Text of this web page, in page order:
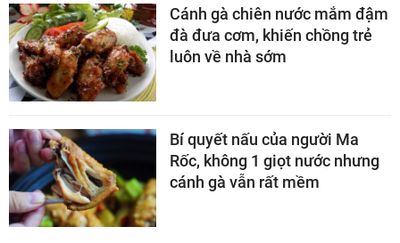
Cánh gà chiên nước mắm đậm
đà đưa cơm, khiến chồng trẻ
luôn về nhà sớm
Bí quyết nấu của người Ma
Rốc, không 1 giọt nước nhưng
cánh gà vẫn rất mềm